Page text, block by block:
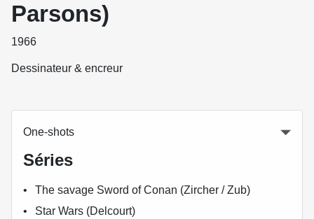
Parsons)
1966
Dessinateur & encreur
One-shots
Séries
The savage Sword of Conan (Zircher / Zub)
Star Wars (Delcourt)